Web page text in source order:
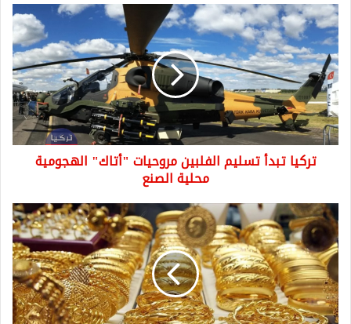
تركيا
تبدأ
تسليم
الفلبين
مروحيات
"أتاك"
الهجومية
محلية
الصنع
تركيا تبدأ تسليم الفلبين مروحيات "أتاك" الهجومية
محلية الصنع
ارتفاع
كبير
على
سعر
غرام
الذهب
في